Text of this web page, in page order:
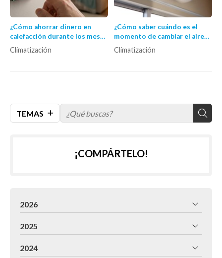
TEMAS
¿Cómo ahorrar dinero en
calefacción durante los meses
fríos?
Climatización
¿Cómo saber cuándo es el
momento de cambiar el aire
acondicionado por uno
nuevo?
Climatización
¡COMPÁRTELO!
2026
2025
2024